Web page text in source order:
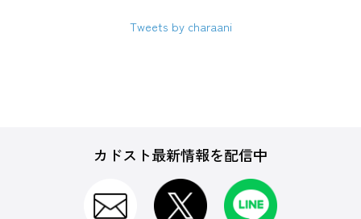
Tweets by charaani
カドスト最新情報を配信中